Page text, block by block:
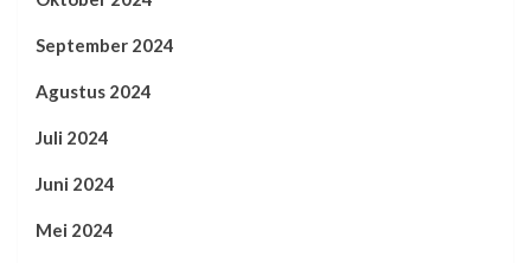
September 2024
Agustus 2024
Juli 2024
Juni 2024
Mei 2024